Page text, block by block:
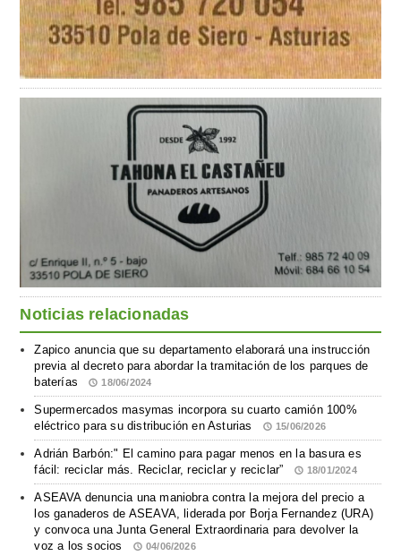
Noticias relacionadas
Zapico anuncia que su departamento elaborará una instrucción
previa al decreto para abordar la tramitación de los parques de
baterías
18/06/2024
Supermercados masymas incorpora su cuarto camión 100%
eléctrico para su distribución en Asturias
15/06/2026
Adrián Barbón:" El camino para pagar menos en la basura es
fácil: reciclar más. Reciclar, reciclar y reciclar”
18/01/2024
ASEAVA denuncia una maniobra contra la mejora del precio a
los ganaderos de ASEAVA, liderada por Borja Fernandez (URA)
y convoca una Junta General Extraordinaria para devolver la
voz a los socios
04/06/2026